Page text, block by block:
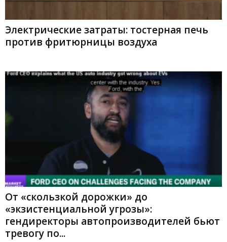
Электрические затраты: тостерная печь
против фритюрницы воздуха
От «скользкой дорожки» до
«экзистенциальной угрозы»:
гендиректоры автопроизводителей бьют
тревогу по...